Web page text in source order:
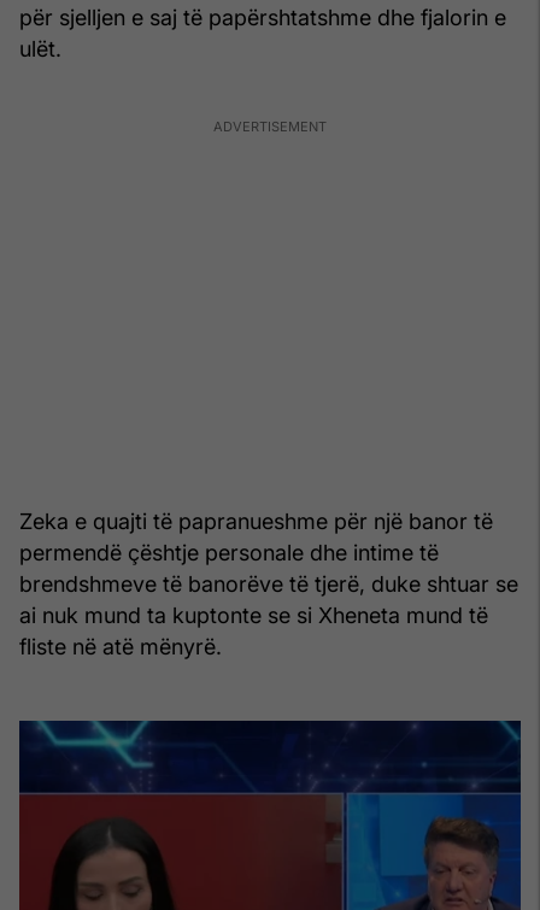
për sjelljen e saj të papërshtatshme dhe fjalorin e
ulët.
Zeka e quajti të papranueshme për një banor të
permendë çështje personale dhe intime të
brendshmeve të banorëve të tjerë, duke shtuar se
ai nuk mund ta kuptonte se si Xheneta mund të
fliste në atë mënyrë.